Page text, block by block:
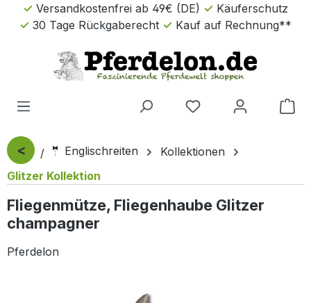
Zum Hauptinhalt springen
Versandkostenfrei ab 49€ (DE)
Käuferschutz
30 Tage Rückgaberecht
Kauf auf Rechnung**
< 🤵 Englischreiten
Kollektionen
Glitzer Kollektion
Fliegenmütze, Fliegenhaube Glitzer
champagner
Pferdelon
Bildergalerie überspringen